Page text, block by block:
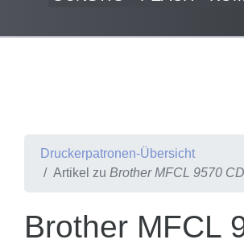
Druckerpatronen-Übersicht
Artikel zu Brother MFCL 9570
Brother MFCL